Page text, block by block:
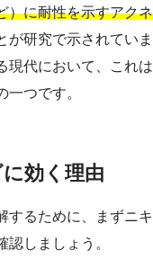
）に耐性を示すアクネ
が研究で示されていま
現代において、これは
つです。
効く理由
するために、まずニキ
しましょう。